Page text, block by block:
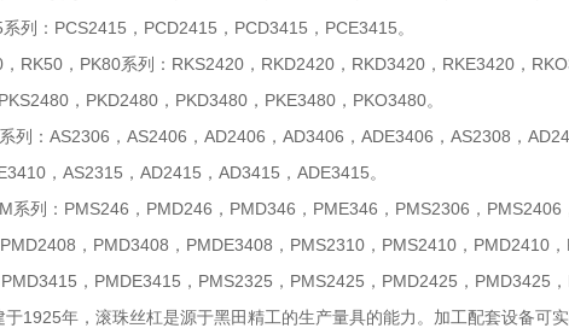
系列：PCS2415，PCD2415，PCD3415，PCE3415。
RK50，PK80系列：RKS2420，RKD2420，RKD3420，RKE3420，
，PKD2480，PKD3480，PKE3480，PKO3480。
列：AS2306，AS2406，AD2406，AD3406，ADE3406，AS2308，
，AS2315，AD2415，AD3415，ADE3415。
系列：PMS246，PMD246，PMD346，PME346，PMS2306，PMS2406
，PMD3408，PMDE3408，PMS2310，PMS2410，PMD2410
，PMDE3415，PMS2325，PMS2425，PMD2425，PMD3425
于1925年，滚珠丝杠是源于黑田精工的生产量具的能力。加工配套设备可